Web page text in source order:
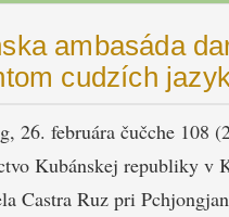
ambasáda
cudzích
26. februára čučche 108
Kubánskej republiky v
Castra Ruz pri